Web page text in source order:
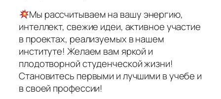
Мы рассчитываем на вашу энергию,
интеллект, свежие идеи, активное участие
в проектах, реализуемых в нашем
институте! Желаем вам яркой и
плодотворной студенческой жизни!
Становитесь первыми и лучшими в учебе и
в своей профессии!